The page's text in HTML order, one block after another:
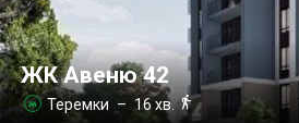
ЖК Авеню 42
 Теремки – 16 хв.